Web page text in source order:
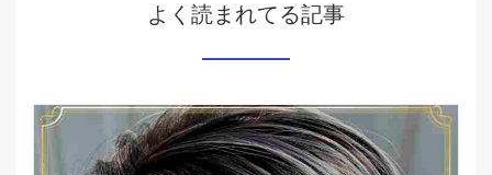
よく読まれてる記事